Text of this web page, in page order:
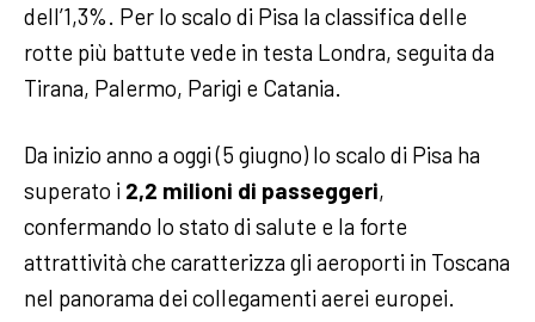
dell’1,3%. Per lo scalo di Pisa la classifica delle
rotte più battute vede in testa Londra, seguita da
Tirana, Palermo, Parigi e Catania.
Da inizio anno a oggi (5 giugno) lo scalo di Pisa ha
superato i 2,2 milioni di passeggeri,
confermando lo stato di salute e la forte
attrattività che caratterizza gli aeroporti in Toscana
nel panorama dei collegamenti aerei europei.